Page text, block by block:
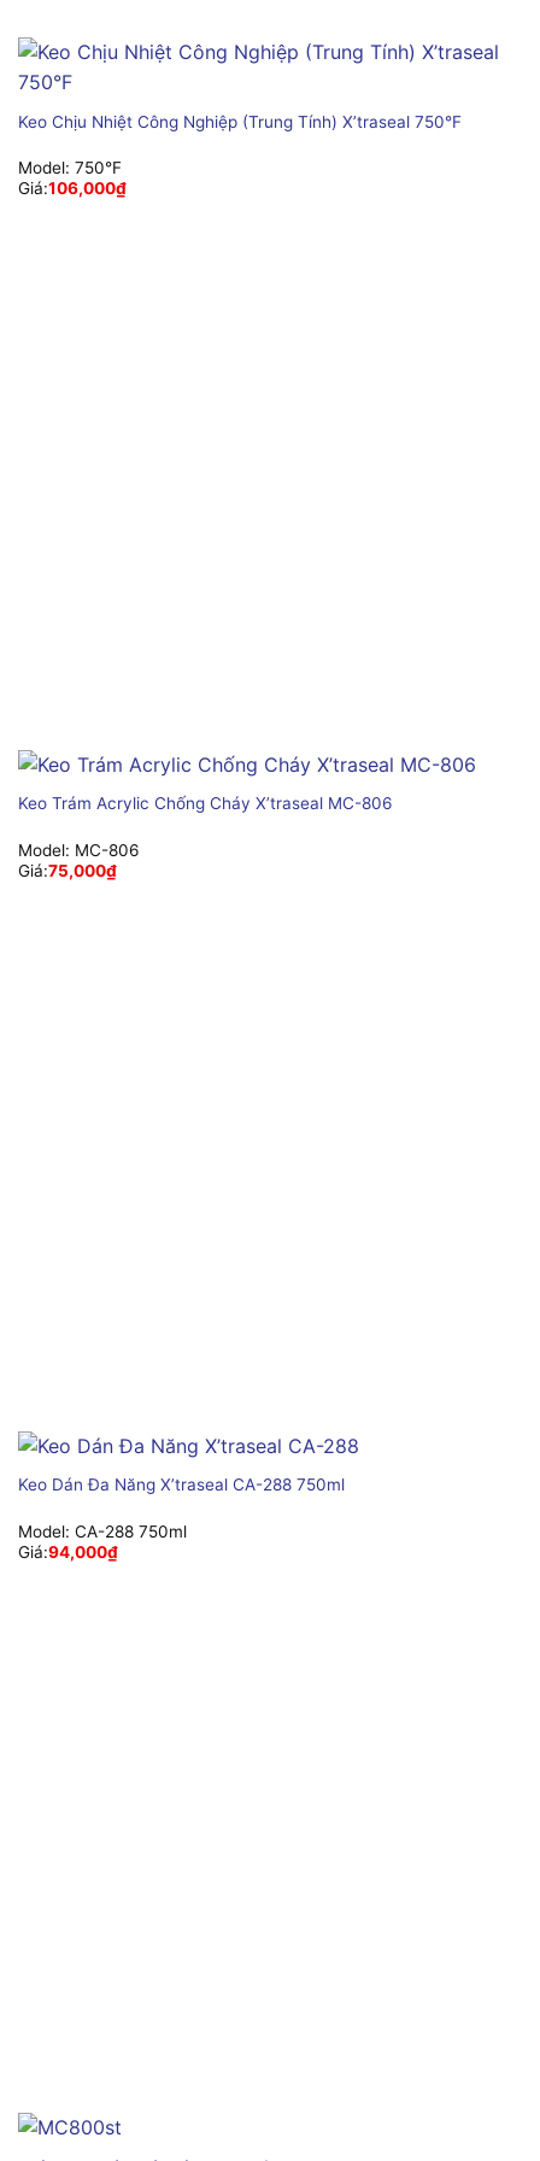
Keo Chịu Nhiệt Công Nghiệp (Trung Tính) X’traseal 750°F
Model: 750°F
Giá:106,000₫
Keo Trám Acrylic Chống Cháy X’traseal MC-806
Model: MC-806
Giá:75,000₫
Keo Dán Đa Năng X’traseal CA-288 750ml
Model: CA-288 750ml
Giá:94,000₫